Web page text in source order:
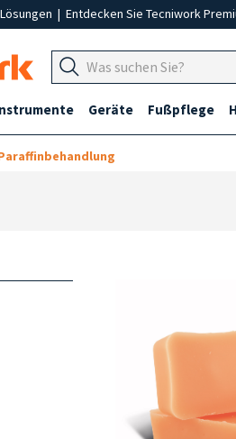
| Entdecken Sie Tecniwork
Geräte Fußpflege